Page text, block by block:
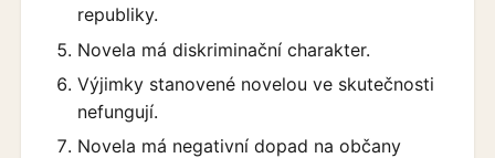
republiky.
Novela má diskriminační charakter.
Výjimky stanovené novelou ve skutečnosti
nefungují.
Novela má negativní dopad na občany